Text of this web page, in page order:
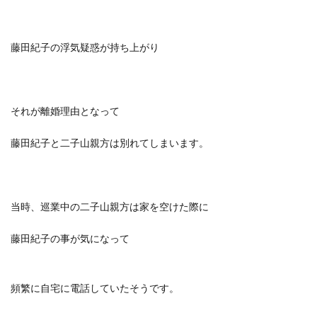
藤田紀子の浮気疑惑が持ち上がり
それが離婚理由となって
藤田紀子と二子山親方は別れてしまいます。
当時、巡業中の二子山親方は家を空けた際に
藤田紀子の事が気になって
頻繁に自宅に電話していたそうです。